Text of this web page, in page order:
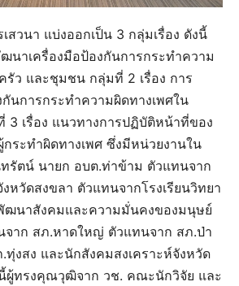
สวนา แบ่งออกเป็น 3 กลุ่มเรื่อง ดังนี้
นาเครื่องมือป้องกันการกระทำความ
รัว และชุมชน กลุ่มที่ 2 เรื่อง การ
นการกระทำความผิดทางเพศใน
3 เรื่อง แนวทางการปฏิบัติหน้าที่ของ
กระทำผิดทางเพศ ซึ่งมีหน่วยงานใน
รัตน์ นายก อบต.ท่าข้าม ตัวแทนจาก
หวัดสงขลา ตัวแทนจากโรงเรียนวิทยา
นาสังคมและความมั่นคงของมนุษย์
จาก สภ.หาดใหญ่ ตัวแทนจาก สภ.ป่า
งสง และนักสังคมสงเคราะห์จังหวัด
ผู้ทรงคุณวุฒิจาก วช. คณะนักวิจัย และ